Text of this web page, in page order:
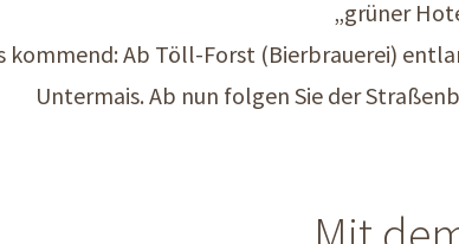
„grüner
kommend: Ab Töll-Forst (Bierbrauerei)
Untermais. Ab nun folgen Sie der